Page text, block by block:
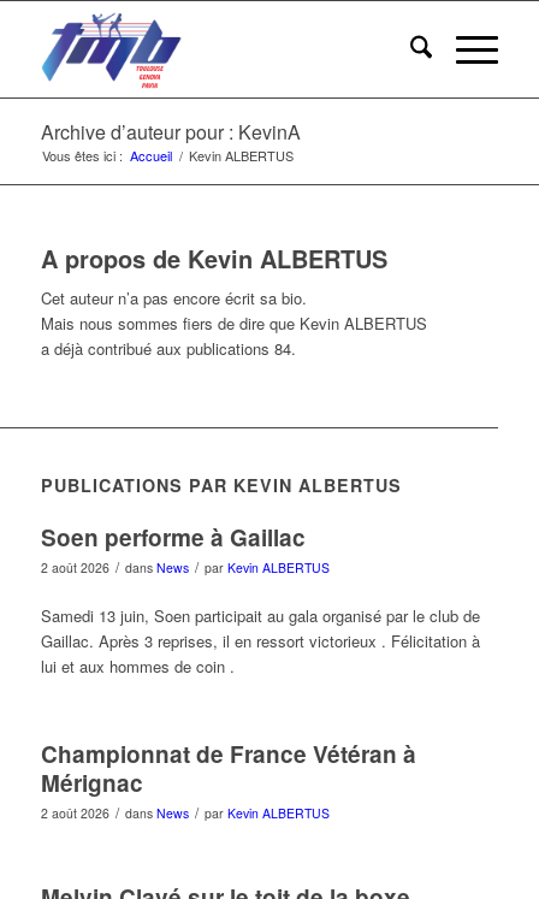
Archive d’auteur pour : KevinA
Vous êtes ici : Accueil / Kevin ALBERTUS
A propos de Kevin ALBERTUS
Cet auteur n’a pas encore écrit sa bio.
Mais nous sommes fiers de dire que Kevin ALBERTUS
a déjà contribué aux publications 84.
PUBLICATIONS PAR KEVIN ALBERTUS
Soen performe à Gaillac
2 août 2026 / dans News / par Kevin ALBERTUS
Samedi 13 juin, Soen participait au gala organisé par le club de
Gaillac. Après 3 reprises, il en ressort victorieux . Félicitation à
lui et aux hommes de coin .
Championnat de France Vétéran à
Mérignac
2 août 2026 / dans News / par Kevin ALBERTUS